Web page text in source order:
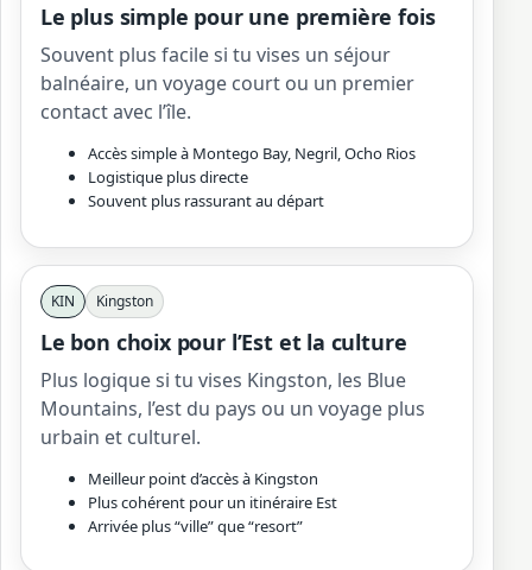
Le plus simple pour une première fois
Souvent plus facile si tu vises un séjour
balnéaire, un voyage court ou un premier
contact avec l’île.
Accès simple à Montego Bay, Negril, Ocho Rios
Logistique plus directe
Souvent plus rassurant au départ
KIN Kingston
Le bon choix pour l’Est et la culture
Plus logique si tu vises Kingston, les Blue
Mountains, l’est du pays ou un voyage plus
urbain et culturel.
Meilleur point d’accès à Kingston
Plus cohérent pour un itinéraire Est
Arrivée plus “ville” que “resort”